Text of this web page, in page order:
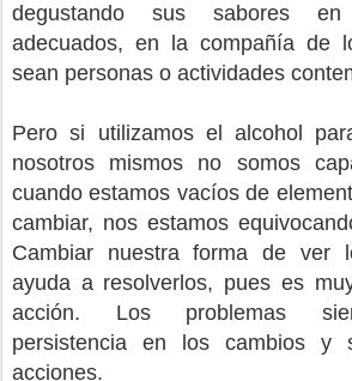
degustando sus sabores
adecuados, en la compañía de
sean personas o actividades
Pero si utilizamos el alcohol
nosotros mismos no somos
cuando estamos vacíos de
cambiar, nos estamos
Cambiar nuestra forma de ver
ayuda a resolverlos, pues es
acción. Los problemas
persistencia en los cambios y
acciones.